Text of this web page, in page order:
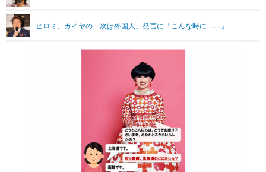
ヒロミ、カイヤの「次は外国人」発言に「こんな時に……」